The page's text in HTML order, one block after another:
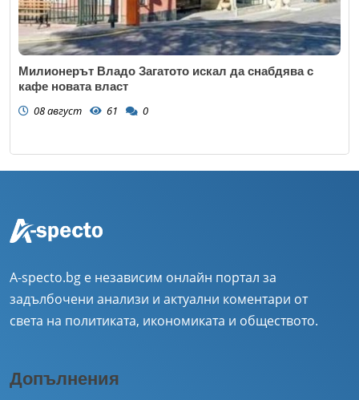
Милионерът Владо Загатото искал да снабдява с
кафе новата власт
08 август 61 0
A-specto.bg е независим онлайн портал за
задълбочени анализи и актуални коментари от
света на политиката, икономиката и обществото.
Допълнения